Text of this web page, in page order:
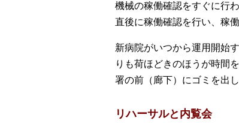
機械の稼働確認をすぐに行
直後に稼働確認を行い、稼
新病院がいつから運用開始
りも荷ほどきのほうが時間
署の前（廊下）にゴミを出
リハーサルと内覧会